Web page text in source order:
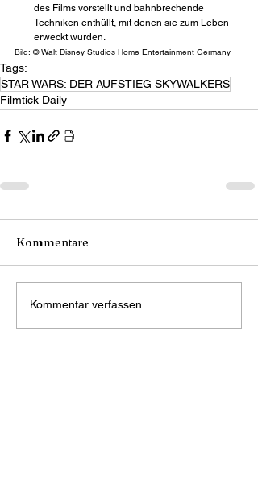
des Films vorstellt und bahnbrechende
Techniken enthüllt, mit denen sie zum Leben
erweckt wurden.
Bild: © Walt Disney Studios Home Entertainment Germany
Tags:
STAR WARS: DER AUFSTIEG SKYWALKERS
Filmtick Daily
Kommentare
Kommentar verfassen...